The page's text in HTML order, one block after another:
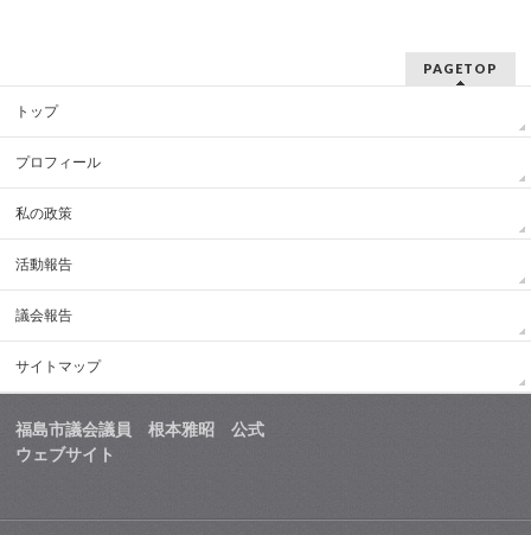
PAGETOP
トップ
プロフィール
私の政策
活動報告
議会報告
サイトマップ
福島市議会議員 根本雅昭 公式
ウェブサイト